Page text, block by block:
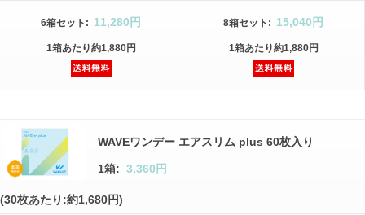
6箱セット : 11,280円
1箱あたり約1,880円
8箱セット : 15,040円
1箱あたり約1,880円
WAVEワンデー エアスリム plus 60枚入り
1箱: 3,360円
(30枚あたり:約1,680円)